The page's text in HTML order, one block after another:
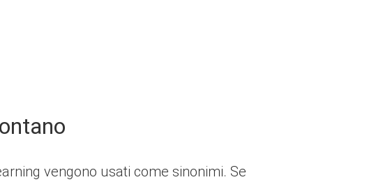
vengono usati come sinonimi. Se